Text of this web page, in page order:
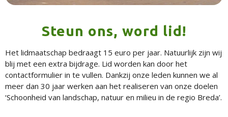
Steun ons, word lid!
Het lidmaatschap bedraagt 15 euro per jaar. Natuurlijk zijn wij
blij met een extra bijdrage. Lid worden kan door het
contactformulier in te vullen. Dankzij onze leden kunnen we al
meer dan 30 jaar werken aan het realiseren van onze doelen
‘Schoonheid van landschap, natuur en milieu in de regio Breda’.